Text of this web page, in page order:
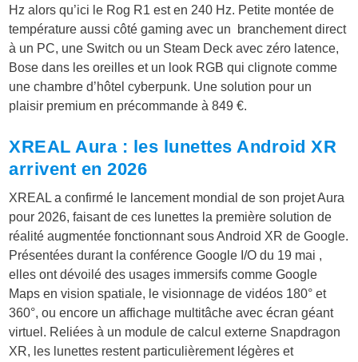
Hz alors qu’ici le Rog R1 est en 240 Hz. Petite montée de
température aussi côté gaming avec un branchement direct
à un PC, une Switch ou un Steam Deck avec zéro latence,
Bose dans les oreilles et un look RGB qui clignote comme
une chambre d’hôtel cyberpunk. Une solution pour un
plaisir premium en précommande à 849 €.
XREAL Aura : les lunettes Android XR
arrivent en 2026
XREAL a confirmé le lancement mondial de son projet Aura
pour 2026, faisant de ces lunettes la première solution de
réalité augmentée fonctionnant sous Android XR de Google.
Présentées durant la conférence Google I/O du 19 mai ,
elles ont dévoilé des usages immersifs comme Google
Maps en vision spatiale, le visionnage de vidéos 180° et
360°, ou encore un affichage multitâche avec écran géant
virtuel. Reliées à un module de calcul externe Snapdragon
XR, les lunettes restent particulièrement légères et